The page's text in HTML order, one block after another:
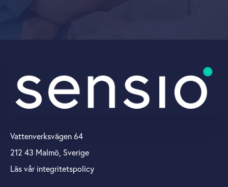
Vattenverksvägen 64
212 43 Malmö, Sverige
Läs vår integritetspolicy